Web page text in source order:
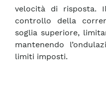
velocità di risposta.
controllo della
soglia superiore,
mantenendo
limiti imposti.